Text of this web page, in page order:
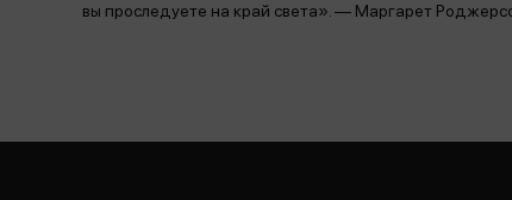
вы проследуете на край света». — Маргарет